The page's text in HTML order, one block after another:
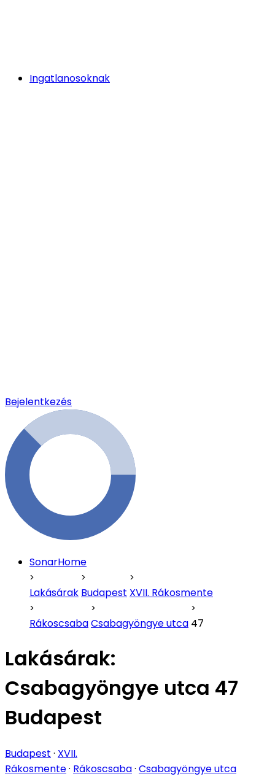
Ingatlanosoknak
Bejelentkezés
SonarHome
Lakásárak Budapest XVII. Rákosmente
RákoscsabaCsabagyöngye utca 47
Lakásárak:
Csabagyöngye utca 47
Budapest
Budapest · XVII.
Rákosmente· Rákoscsaba· Csabagyöngye utca